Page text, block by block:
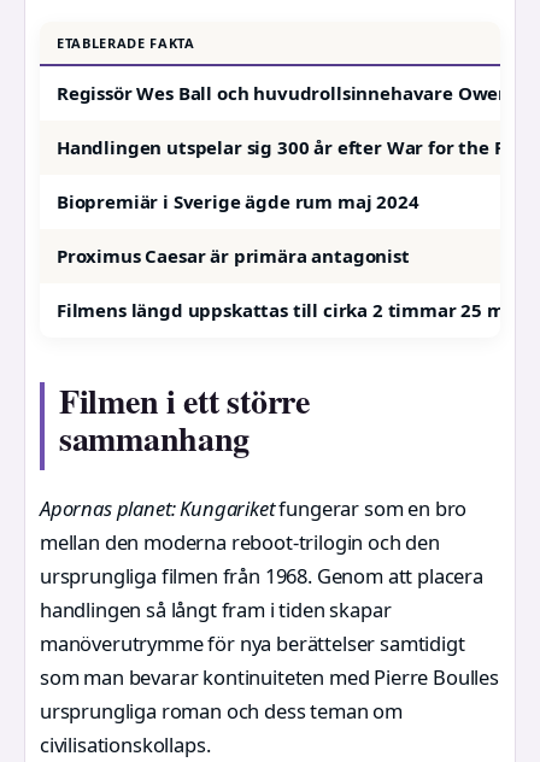
ETABLERADE FAKTA
Regissör Wes Ball och huvudrollsinnehavare Owen
Handlingen utspelar sig 300 år efter War for the
Biopremiär i Sverige ägde rum maj 2024
Proximus Caesar är primära antagonist
Filmens längd uppskattas till cirka 2 timmar 25
Filmen i ett större
sammanhang
Apornas planet: Kungariketfungerar som en bro
mellan den moderna reboot-trilogin och den
ursprungliga filmen från 1968. Genom att placera
handlingen så långt fram i tiden skapar
manöverutrymme för nya berättelser samtidigt
som man bevarar kontinuiteten med Pierre Boulles
ursprungliga roman och dess teman om
civilisationskollaps.